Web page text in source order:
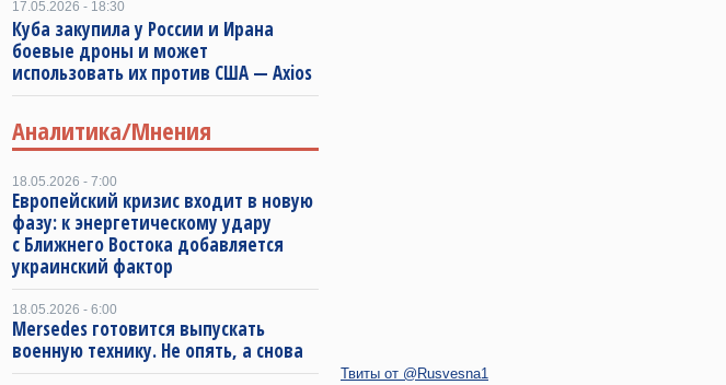
17.05.2026 - 18:30
Куба закупила у России и Ирана
боевые дроны и может
использовать их против США — Axios
Аналитика/Мнения
18.05.2026 - 7:00
Европейский кризис входит в новую
фазу: к энергетическому удару
с Ближнего Востока добавляется
украинский фактор
18.05.2026 - 6:00
Mersedes готовится выпускать
военную технику. Не опять, а снова
Твиты от @Rusvesna1